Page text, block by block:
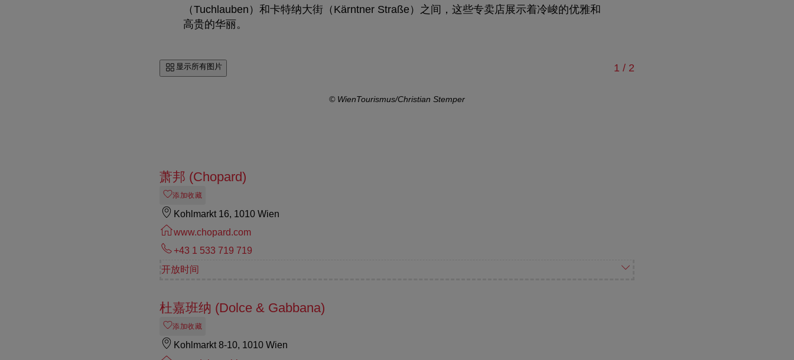
（Tuchlauben）和卡特纳大街（Kärntner Straße）之间，这些专卖店展示着冷峻的优雅和
高贵的华丽。
显示所有图片 1 /页 共
2
© WienTourismus/Christian Stemper
萧邦 (Chopard)
添加收藏
Kohlmarkt 16, 1010 Wien
www.chopard.com
+43 1 533 719 719
开放时间
杜嘉班纳 (Dolce & Gabbana)
添加收藏
Kohlmarkt 8-10, 1010 Wien